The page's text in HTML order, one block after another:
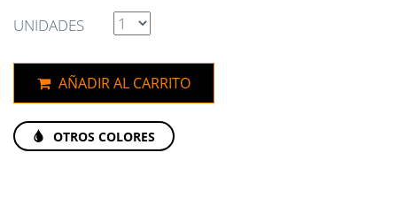
UNIDADES
AÑADIR AL CARRITO
OTROS COLORES